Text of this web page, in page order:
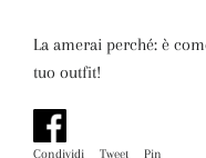
La amerai perché: è
tuo outfit!
Condividi
Condividi
Tweet
Twitta
Pin